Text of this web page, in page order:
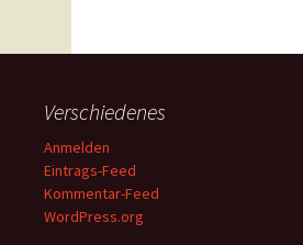
Verschiedenes
Anmelden
Eintrags-Feed
Kommentar-Feed
WordPress.org